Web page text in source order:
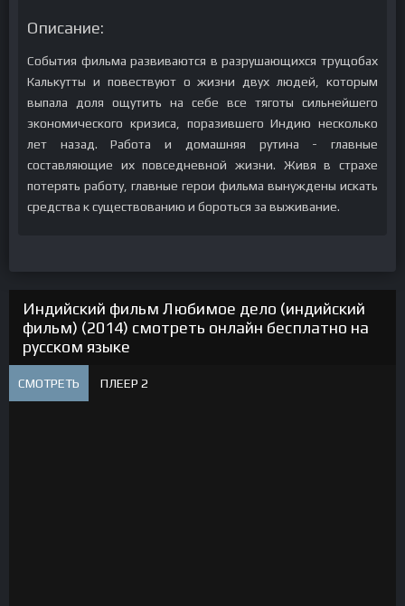
Описание:
События фильма развиваются в разрушающихся трущобах
Калькутты и повествуют о жизни двух людей, которым
выпала доля ощутить на себе все тяготы сильнейшего
экономического кризиса, поразившего Индию несколько
лет назад. Работа и домашняя рутина - главные
составляющие их повседневной жизни. Живя в страхе
потерять работу, главные герои фильма вынуждены искать
средства к существованию и бороться за выживание.
Индийский фильм Любимое дело (индийский
фильм) (2014) смотреть онлайн бесплатно на
русском языке
СМОТРЕТЬ ПЛЕЕР 2